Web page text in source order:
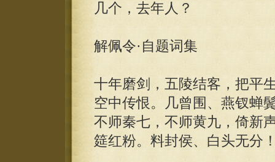
几个，去年人？
解佩令·自题词集
十年磨剑，五陵结客，把平
空中传恨。几曾围、燕钗蝉
不师秦七，不师黄九，倚新
筵红粉。料封侯、白头无分